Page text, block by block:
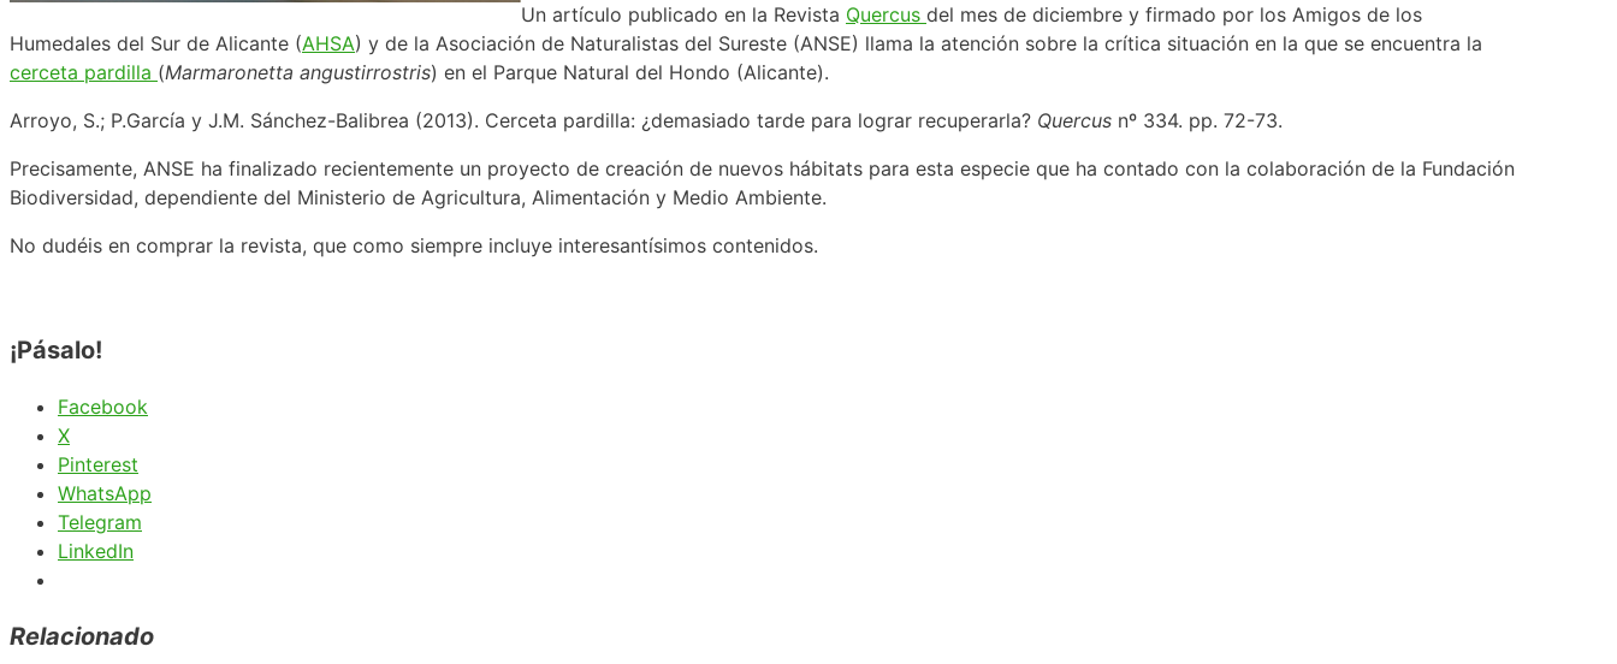
Un artículo publicado en la Revista Quercus del mes de diciembre y firmado por los Amigos de los
Humedales del Sur de Alicante (AHSA) y de la Asociación de Naturalistas del Sureste (ANSE) llama la atención sobre la crítica situación en la que se encuentra la
cerceta pardilla (Marmaronetta angustirrostris) en el Parque Natural del Hondo (Alicante).
Arroyo, S.; P.García y J.M. Sánchez-Balibrea (2013). Cerceta pardilla: ¿demasiado tarde para lograr recuperarla? Quercus nº 334. pp. 72-73.
Precisamente, ANSE ha finalizado recientemente un proyecto de creación de nuevos hábitats para esta especie que ha contado con la colaboración de la Fundación
Biodiversidad, dependiente del Ministerio de Agricultura, Alimentación y Medio Ambiente.
No dudéis en comprar la revista, que como siempre incluye interesantísimos contenidos.
¡Pásalo!
Facebook
X
Pinterest
WhatsApp
Telegram
LinkedIn
Relacionado